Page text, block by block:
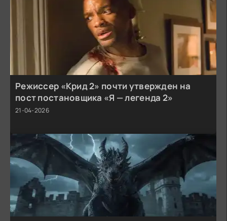
Режиссер «Крид 2» почти утвержден на
пост постановщика «Я — легенда 2»
21-04-2026